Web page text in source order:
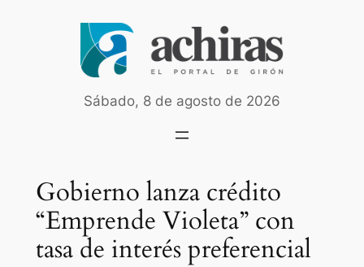
Sábado, 8 de agosto de 2026
Gobierno lanza crédito
“Emprende Violeta” con
tasa de interés preferencial